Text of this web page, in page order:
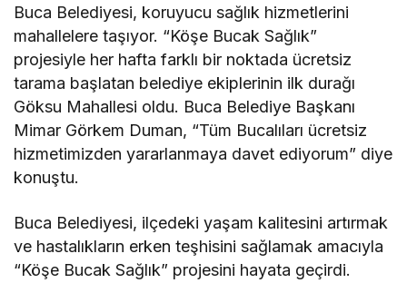
Buca Belediyesi, koruyucu sağlık hizmetlerini
mahallelere taşıyor. “Köşe Bucak Sağlık”
projesiyle her hafta farklı bir noktada ücretsiz
tarama başlatan belediye ekiplerinin ilk durağı
Göksu Mahallesi oldu. Buca Belediye Başkanı
Mimar Görkem Duman, “Tüm Bucalıları ücretsiz
hizmetimizden yararlanmaya davet ediyorum” diye
konuştu.
Buca Belediyesi, ilçedeki yaşam kalitesini artırmak
ve hastalıkların erken teşhisini sağlamak amacıyla
“Köşe Bucak Sağlık” projesini hayata geçirdi.